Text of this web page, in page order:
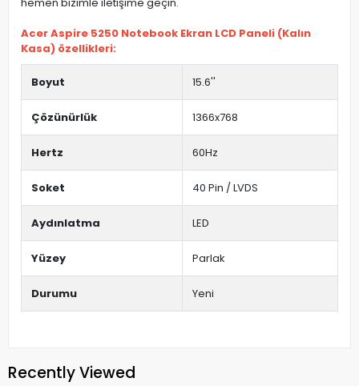
Acer Aspire 5250 Notebook Ekran LCD Paneli (Kalın
Kasa) özellikleri:
Boyut 15.6''
Çözünürlük 1366x768
Hertz 60Hz
Soket 40 Pin / LVDS
Aydınlatma LED
Yüzey Parlak
Durumu Yeni
Recently Viewed